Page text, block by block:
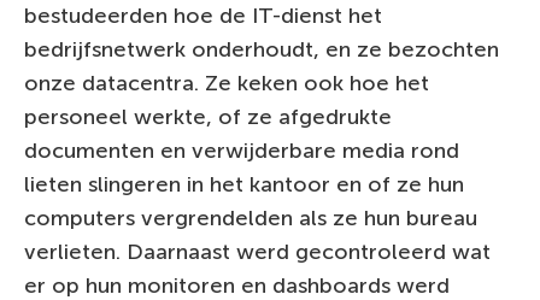
bestudeerden hoe de IT-dienst het
bedrijfsnetwerk onderhoudt, en ze bezochten
onze datacentra. Ze keken ook hoe het
personeel werkte, of ze afgedrukte
documenten en verwijderbare media rond
lieten slingeren in het kantoor en of ze hun
computers vergrendelden als ze hun bureau
verlieten. Daarnaast werd gecontroleerd wat
er op hun monitoren en dashboards werd